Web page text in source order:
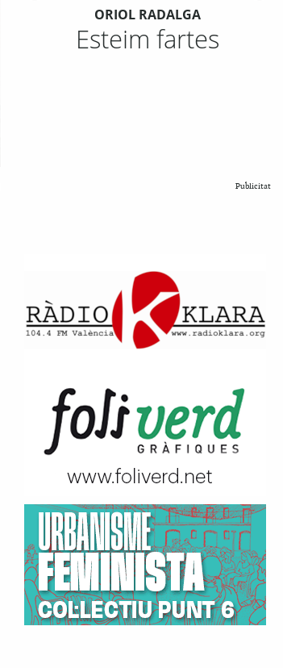
ORIOL RADALGA
Esteim fartes
Publicitat